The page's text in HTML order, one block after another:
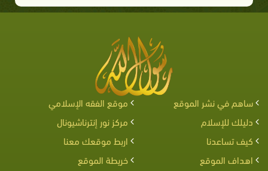
ساهم في نشر الموقع
موقع الفقه الإسلامي
دليلك للإسلام
مركز نور إنترناشيونال
كيف تساعدنا
اربط موقعك معنا
اهداف الموقع
خريطة الموقع